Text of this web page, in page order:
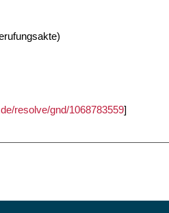
resolve/gnd/1068783559]